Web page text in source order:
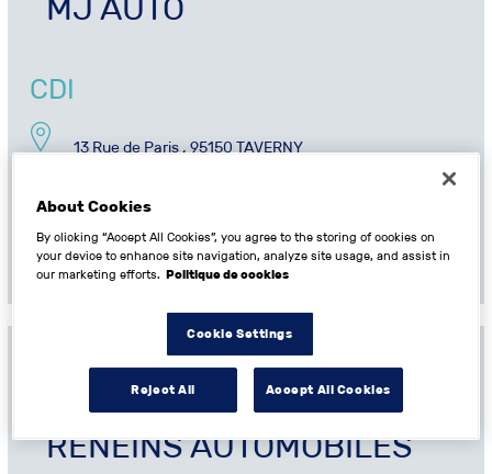
MJ AUTO
CDI
13 Rue de Paris , 95150 TAVERNY
Il y a 3 mois
EN SAVOIR PLUS
Mécanicien (H/F) – CDI –
RENEINS AUTOMOBILES
About Cookies
By clicking “Accept All Cookies”, you agree to the storing of cookies on
your device to enhance site navigation, analyze site usage, and assist in
our marketing efforts. Politique de cookies
Cookie Settings
Reject All Accept All Cookies